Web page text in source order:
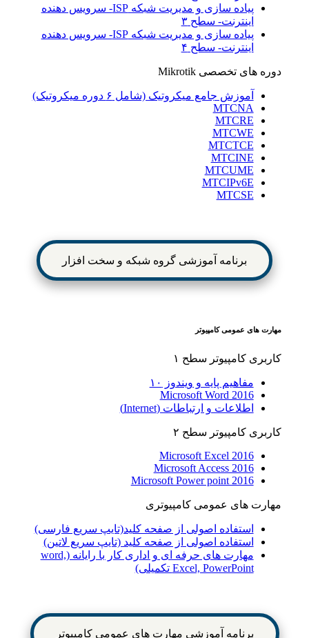
پیاده سازی و مدیریت شبکه ISP- سرویس دهنده
اینترنت- سطح ۳
پیاده سازی و مدیریت شبکه ISP- سرویس دهنده
اینترنت- سطح ۴
دوره های تخصصی Mikrotik
آموزش جامع میکروتیک (شامل ۶ دوره میکروتیک)
MTCNA
MTCRE
MTCWE
MTCTCE
MTCINE
MTCUME
MTCIPv6E
MTCSE
برنامه آموزشی گروه شبکه و سخت افزار
مهارت های عمومی کامپیوتر
کاربری کامپیوتر سطح ۱
مفاهیم پایه و ویندوز ۱۰
Microsoft Word 2016
اطلاعات و ارتباطات (Internet)
کاربری کامپیوتر سطح ۲
Microsoft Excel 2016
Microsoft Access 2016
Microsoft Power point 2016
مهارت های عمومی کامپیوتری
استفاده اصولی از صفحه کلید(تایپ سریع فارسی)
استفاده اصولی از صفحه کلید (تایپ سریع لاتین)
مهارت های حرفه ای و اداری کار با رایانه (word,
Excel, PowerPoint تکمیلی)
برنامه آموزشی مهارت های عمومی کامپیوتر